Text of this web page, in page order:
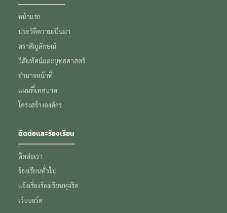
หน้าแรก
ประวัติความเป็นมา
ตราสัญลักษณ์
วิสัยทัศน์และยุทธศาสตร์
อำนาจหน้าที่
แผนที่เทศบาล
โครงสร้างองค์กร
ติดต่อและร้องเรียน
ติดต่อเรา
ร้องเรียนทั่วไป
แจ้งเรื่องร้องเรียนทุจริต
เว็บบอร์ด